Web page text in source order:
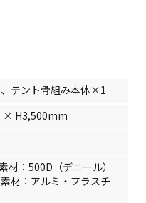
テント骨組み本体×1
× H3,500mm
材：500D（デニール）
材：アルミ・プラスチ